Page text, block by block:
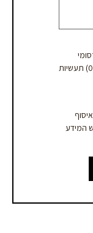
בדוא"ל ו/או מסרונים מרב-בריח (08) תעשיות
המידע